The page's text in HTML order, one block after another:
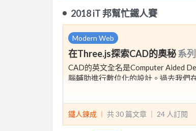
2018 iT 邦幫忙鐵人賽
Modern Web
在Three.js探索CAD的奧秘系列
CAD的英文全名是Computer Aided
腦輔助進行數位化的設計。過去我們
這些軟體到底是怎麼做出來的呢? 如
數庫，逐步從簡單的二維的曲線曲
based繪圖平台吧!
鐵人鍊成 ｜ 共 30 篇文章 ｜ 24 人訂閱